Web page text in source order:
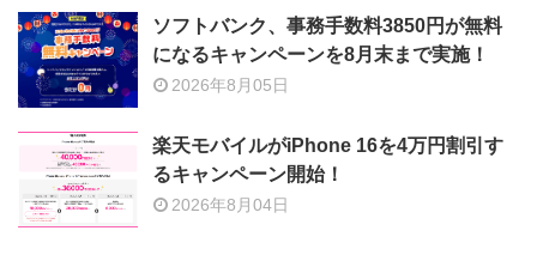
ソフトバンク、事務手数料3850円が無料
になるキャンペーンを8月末まで実施！
2026年8月05日
楽天モバイルがiPhone 16を4万円割引す
るキャンペーン開始！
2026年8月04日